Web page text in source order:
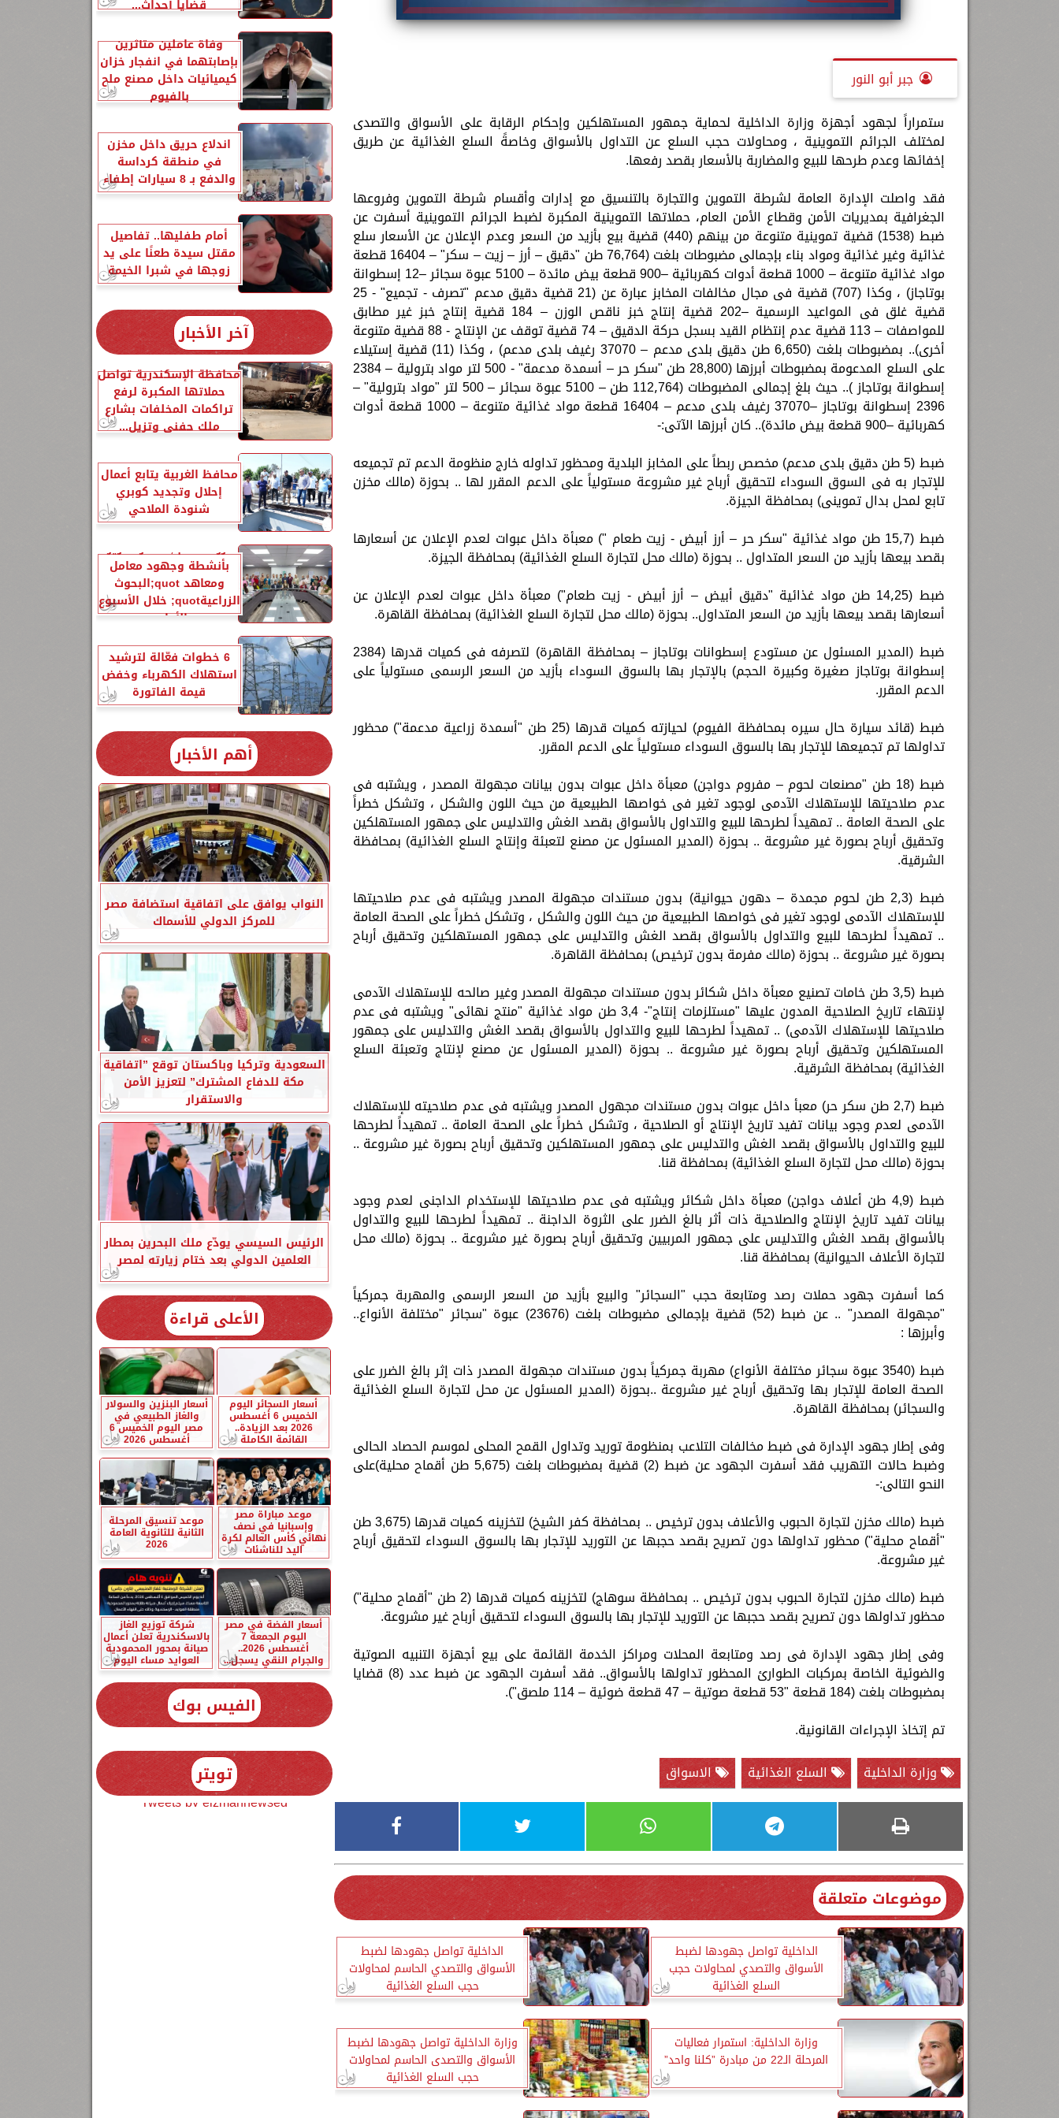
جبر أبو النور
ستمراراً لجهود أجهزة وزارة الداخلية لحماية جمهور المستهلكين وإحكام الرقابة على الأسواق والتصدى
لمختلف الجرائم التموينية ، ومحاولات حجب السلع عن التداول بالأسواق وخاصةً السلع الغذائية عن طريق
إخفائها وعدم طرحها للبيع والمضاربة بالأسعار بقصد رفعها.
فقد واصلت الإدارة العامة لشرطة التموين والتجارة بالتنسيق مع إدارات وأقسام شرطة التموين وفروعها
الجغرافية بمديريات الأمن وقطاع الأمن العام، حملاتها التموينية المكبرة لضبط الجرائم التموينية أسفرت عن
ضبط (1538) قضية تموينية متنوعة من بينهم (440) قضية بيع بأزيد من السعر وعدم الإعلان عن الأسعار سلع
غذائية وغير غذائية ومواد بناء بإجمالى مضبوطات بلغت (76,764 طن "دقيق – أرز – زيت – سكر" – 16404 قطعة
مواد غذائية متنوعة – 1000 قطعة أدوات كهربائية –900 قطعة بيض مائدة – 5100 عبوة سجائر –12 إسطوانة
بوتاجاز) ، وكذا (707) قضية فى مجال مخالفات المخابز عبارة عن (21 قضية دقيق مدعم "تصرف - تجميع" - 25
قضية غلق فى المواعيد الرسمية –202 قضية إنتاج خبز ناقص الوزن – 184 قضية إنتاج خبز غير مطابق
للمواصفات – 113 قضية عدم إنتظام القيد بسجل حركة الدقيق – 74 قضية توقف عن الإنتاج - 88 قضية متنوعة
أخرى).. بمضبوطات بلغت (6٫650 طن دقيق بلدى مدعم – 37070 رغيف بلدى مدعم) ، وكذا (11) قضية إستيلاء
على السلع المدعومة بمضبوطات أبرزها (28,800 طن "سكر حر – أسمدة مدعمة" - 500 لتر مواد بترولية – 2384
إسطوانة بوتاجاز ).. حيث بلغ إجمالى المضبوطات (112٫764 طن – 5100 عبوة سجائر – 500 لتر "مواد بترولية" –
2396 إسطوانة بوتاجاز –37070 رغيف بلدى مدعم – 16404 قطعة مواد غذائية متنوعة – 1000 قطعة أدوات
كهربائية –900 قطعة بيض مائدة).. كان أبرزها الآتى:-
ضبط (5 طن دقيق بلدى مدعم) مخصص ربطاً على المخابز البلدية ومحظور تداوله خارج منظومة الدعم تم تجميعه
للإتجار به فى السوق السوداء لتحقيق أرباح غير مشروعة مستولياً على الدعم المقرر لها .. بحوزة (مالك مخزن
تابع لمحل بدال تموينى) بمحافظة الجيزة.
ضبط (15٫7 طن مواد غذائية "سكر حر – أرز أبيض - زيت طعام ") معبأة داخل عبوات لعدم الإعلان عن أسعارها
بقصد بيعها بأزيد من السعر المتداول .. بحوزة (مالك محل لتجارة السلع الغذائية) بمحافظة الجيزة.
ضبط (14٫25 طن مواد غذائية "دقيق أبيض – أرز أبيض - زيت طعام") معبأة داخل عبوات لعدم الإعلان عن
أسعارها بقصد بيعها بأزيد من السعر المتداول.. بحوزة (مالك محل لتجارة السلع الغذائية) بمحافظة القاهرة.
ضبط (المدير المسئول عن مستودع إسطوانات بوتاجاز – بمحافظة القاهرة) لتصرفه فى كميات قدرها (2384
إسطوانة بوتاجاز صغيرة وكبيرة الحجم) بالإتجار بها بالسوق السوداء بأزيد من السعر الرسمى مستولياً على
الدعم المقرر.
ضبط (قائد سيارة حال سيره بمحافظة الفيوم) لحيازته كميات قدرها (25 طن "أسمدة زراعية مدعمة") محظور
تداولها تم تجميعها للإتجار بها بالسوق السوداء مستولياً على الدعم المقرر.
ضبط (18 طن "مصنعات لحوم – مفروم دواجن) معبأة داخل عبوات بدون بيانات مجهولة المصدر ، ويشتبه فى
عدم صلاحيتها للإستهلاك الآدمى لوجود تغير فى خواصها الطبيعية من حيث اللون والشكل ، وتشكل خطراً
على الصحة العامة .. تمهيداً لطرحها للبيع والتداول بالأسواق بقصد الغش والتدليس على جمهور المستهلكين
وتحقيق أرباح بصورة غير مشروعة .. بحوزة (المدير المسئول عن مصنع لتعبئة وإنتاج السلع الغذائية) بمحافظة
الشرقية.
ضبط (2٫3 طن لحوم مجمدة – دهون حيوانية) بدون مستندات مجهولة المصدر ويشتبه فى عدم صلاحيتها
للإستهلاك الآدمى لوجود تغير فى خواصها الطبيعية من حيث اللون والشكل ، وتشكل خطراً على الصحة العامة
.. تمهيداً لطرحها للبيع والتداول بالأسواق بقصد الغش والتدليس على جمهور المستهلكين وتحقيق أرباح
بصورة غير مشروعة .. بحوزة (مالك مفرمة بدون ترخيص) بمحافظة القاهرة.
ضبط (3٫5 طن خامات تصنيع معبأة داخل شكائر بدون مستندات مجهولة المصدر وغير صالحه للإستهلاك الآدمى
لإنتهاء تاريخ الصلاحية المدون عليها "مستلزمات إنتاج"- 3,4 طن مواد غذائية "منتج نهائى" ويشتبه فى عدم
صلاحيتها للإستهلاك الآدمى) .. تمهيداً لطرحها للبيع والتداول بالأسواق بقصد الغش والتدليس على جمهور
المستهلكين وتحقيق أرباح بصورة غير مشروعة .. بحوزة (المدير المسئول عن مصنع لإنتاج وتعبئة السلع
الغذائية) بمحافظة الشرقية.
ضبط (2,7 طن سكر حر) معبأ داخل عبوات بدون مستندات مجهول المصدر ويشتبه فى عدم صلاحيته للإستهلاك
الآدمى لعدم وجود بيانات تفيد تاريخ الإنتاج أو الصلاحية ، وتشكل خطراً على الصحة العامة .. تمهيداً لطرحها
للبيع والتداول بالأسواق بقصد الغش والتدليس على جمهور المستهلكين وتحقيق أرباح بصورة غير مشروعة ..
بحوزة (مالك محل لتجارة السلع الغذائية) بمحافظة قنا.
ضبط (4,9 طن أعلاف دواجن) معبأة داخل شكائر ويشتبه فى عدم صلاحيتها للإستخدام الداجنى لعدم وجود
بيانات تفيد تاريخ الإنتاج والصلاحية ذات أثر بالغ الضرر على الثروة الداجنة .. تمهيداً لطرحها للبيع والتداول
بالأسواق بقصد الغش والتدليس على جمهور المربيين وتحقيق أرباح بصورة غير مشروعة .. بحوزة (مالك محل
لتجارة الأعلاف الحيوانية) بمحافظة قنا.
كما أسفرت جهود حملات رصد ومتابعة حجب "السجائر" والبيع بأزيد من السعر الرسمى والمهربة جمركياً
"مجهولة المصدر" .. عن ضبط (52) قضية بإجمالى مضبوطات بلغت (23676) عبوة "سجائر "مختلفة الأنواع..
وأبرزها :
ضبط (3540 عبوة سجائر مختلفة الأنواع) مهربة جمركياً بدون مستندات مجهولة المصدر ذات إثر بالغ الضرر على
الصحة العامة للإتجار بها وتحقيق أرباح غير مشروعة ..بحوزة (المدير المسئول عن محل لتجارة السلع الغذائية
والسجائر) بمحافظة القاهرة.
وفى إطار جهود الإدارة فى ضبط مخالفات التلاعب بمنظومة توريد وتداول القمح المحلى لموسم الحصاد الحالى
وضبط حالات التهريب فقد أسفرت الجهود عن ضبط (2) قضية بمضبوطات بلغت (5,675 طن أقماح محلية)على
النحو التالى:-
ضبط (مالك مخزن لتجارة الحبوب والأعلاف بدون ترخيص .. بمحافظة كفر الشيخ) لتخزينه كميات قدرها (3,675 طن
"أقماح محلية") محظور تداولها دون تصريح بقصد حجبها عن التوريد للإتجار بها بالسوق السوداء لتحقيق أرباح
غير مشروعة.
ضبط (مالك مخزن لتجارة الحبوب بدون ترخيص .. بمحافظة سوهاج) لتخزينه كميات قدرها (2 طن "أقماح محلية")
محظور تداولها دون تصريح بقصد حجبها عن التوريد للإتجار بها بالسوق السوداء لتحقيق أرباح غير مشروعة.
وفى إطار جهود الإدارة فى رصد ومتابعة المحلات ومراكز الخدمة القائمة على بيع أجهزة التنبيه الصوتية
والضوئية الخاصة بمركبات الطوارئ المحظور تداولها بالأسواق.. فقد أسفرت الجهود عن ضبط عدد (8) قضايا
بمضبوطات بلغت (184 قطعة "53 قطعة صوتية – 47 قطعة ضوئية – 114 ملصق").
تم إتخاذ الإجراءات القانونية.
وزارة الداخلية
السلع الغذائية الاسواق
موضوعات متعلقة
الداخلية تواصل جهودها لضبط
الأسواق والتصدي لمحاولات حجب
السلع الغذائية
الداخلية تواصل جهودها لضبط
الأسواق والتصدي الحاسم لمحاولات
حجب السلع الغذائية
وزارة الداخلية: استمرار فعاليات
المرحلة الـ22 من مبادرة ”كلنا واحد”
وزارة الداخلية تواصل جهودها لضبط
الأسواق والتصدى الحاسم لمحاولات
حجب السلع الغذائية
قضايا أحداث...
وفاة عاملين متأثرين
بإصابتهما في انفجار خزان
كيميائيات داخل مصنع ملح
بالفيوم
اندلاع حريق داخل مخزن
في منطقة كرداسة
والدفع بـ 8 سيارات إطفاء
أمام طفليها.. تفاصيل
مقتل سيدة طعنًا على يد
زوجها في شبرا الخيمة
آخر الأخبار
محافظة الإسكندرية تواصل
حملاتها المكبرة لرفع
تراكمات المخلفات بشارع
ملك حفني وتزيل...
محافظ الغربية يتابع أعمال
إحلال وتجديد كوبري
شنودة الملاحي
الزراعةquot; تنشر تقريرًا
بأنشطة وجهود معامل
ومعاهد quot;البحوث
الزراعيةquot; خلال الأسبوع
الأول...
6 خطوات فعّالة لترشيد
استهلاك الكهرباء وخفض
قيمة الفاتورة
أهم الأخبار
النواب يوافق على اتفاقية استضافة مصر
للمركز الدولي للأسماك
السعودية وتركيا وباكستان توقع ”اتفاقية
مكة للدفاع المشترك” لتعزيز الأمن
والاستقرار
الرئيس السيسي يودّع ملك البحرين بمطار
العلمين الدولي بعد ختام زيارته لمصر
الأعلى قراءة
أسعار السجائر اليوم
الخميس 6 أغسطس
2026 بعد الزيادة..
القائمة الكاملة
أسعار البنزين والسولار
والغاز الطبيعي في
مصر اليوم الخميس 6
أغسطس 2026
موعد مباراة مصر
وإسبانيا في نصف
نهائي كأس العالم لكرة
اليد للناشئات
موعد تنسيق المرحلة
الثانية للثانوية العامة
2026
أسعار الفضة في مصر
اليوم الجمعة 7
أغسطس 2026..
والجرام النقي يسجل...
شركة توزيع الغاز
بالاسكندرية تعلن أعمال
صيانة بمحور المحمودية
العوايد مساء اليوم
الفيس بوك
تويتر
Tweets by elzmannewseg